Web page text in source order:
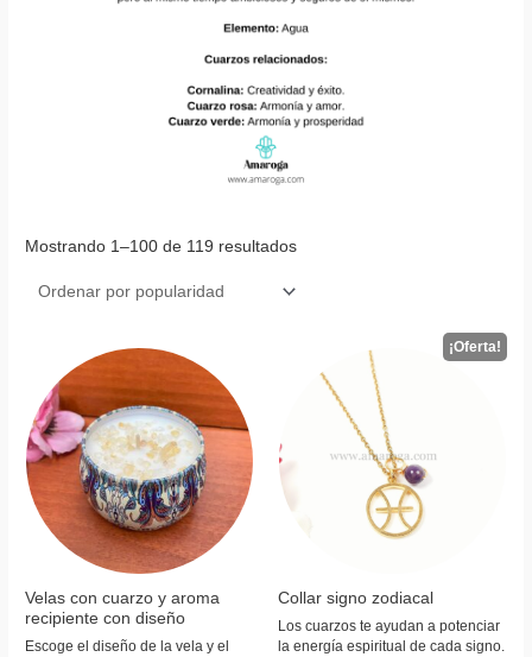
Mostrando 1–100 de 119 resultados
Velas con cuarzo y aroma
recipiente con diseño
Escoge el diseño de la vela y el
Collar signo zodiacal
Los cuarzos te ayudan a potenciar
la energía espiritual de cada signo.